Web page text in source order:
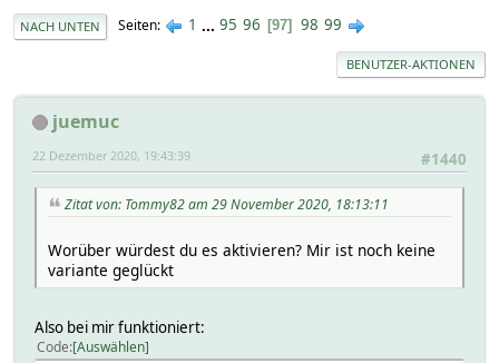
NACH UNTEN Seiten 1 ... 95 96 97 98 99
BENUTZER-AKTIONEN
juemuc
#1440
22 Dezember 2020, 19:43:39
Zitat von: Tommy82 am 29 November 2020, 18:13:11
Worüber würdest du es aktivieren? Mir ist noch keine
variante geglückt
Also bei mir funktioniert:
Code Auswählen